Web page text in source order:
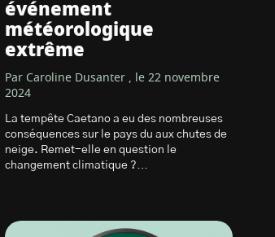
événement
météorologique
extrême
Par Caroline Dusanter , le 22 novembre
2024
La tempête Caetano a eu des nombreuses
conséquences sur le pays du aux chutes de
neige. Remet-elle en question le
changement climatique ?…